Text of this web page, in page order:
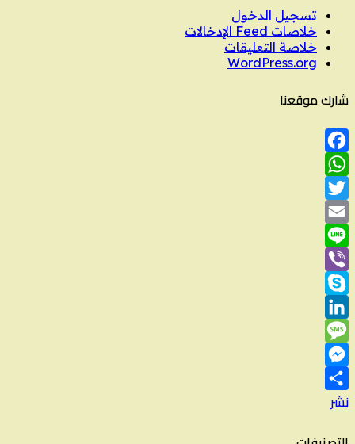
تسجيل الدخول
خلاصات Feed الإدخالات
خلاصة التعليقات
WordPress.org
شارك موقعنا
Facebook
WhatsApp
Twitter
Email
Line
Viber
Skype
LinkedIn
Message
Messenger
نشر